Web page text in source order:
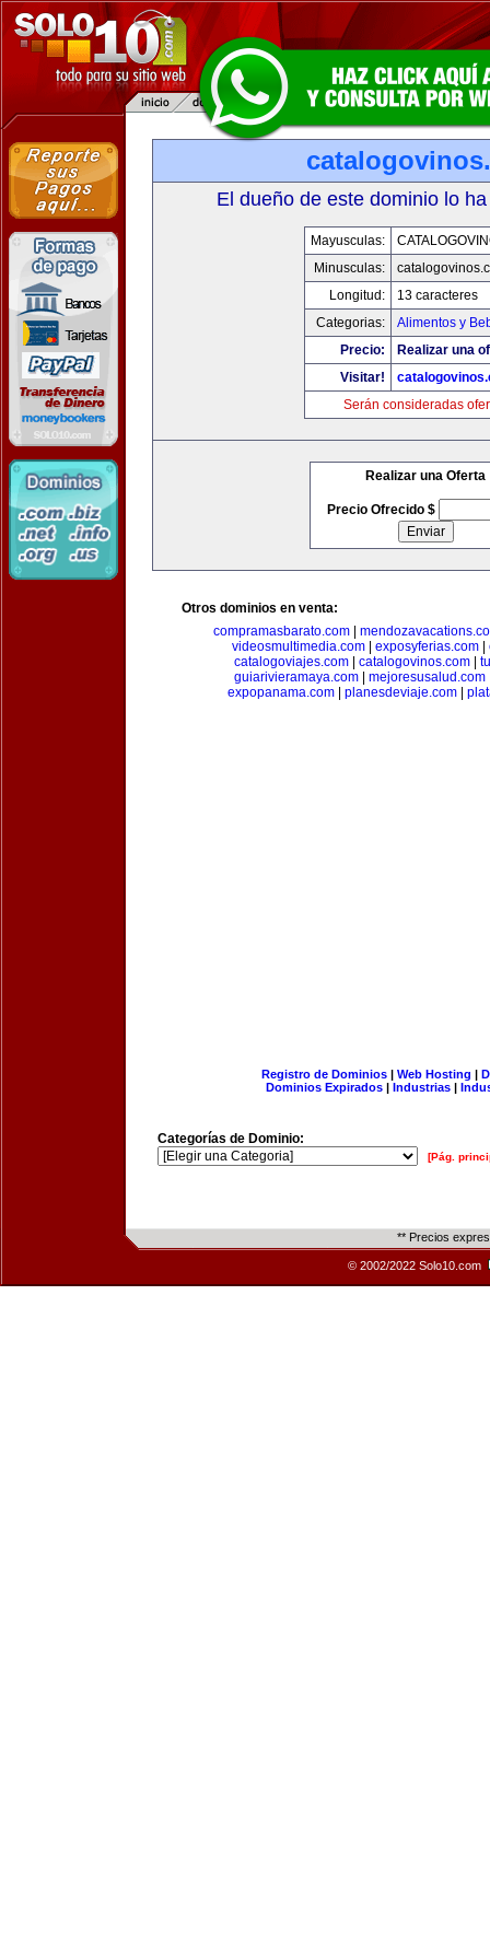
El dueño de este dominio lo
Mayusculas:
Minusculas:
Longitud:
13 caracteres
Categorias:
Alimentos y
Precio:
Realizar una
Visitar!
Serán consideradas
Realizar una Oferta
Precio Ofrecido $
Otros dominios en venta:
compramasbarato.com|
videosmultimedia.com
exposyferias.com
catalogoviajes.com| catalogovinos.com|
guiarivieramaya.com
mejoresusalud.com
expopanama.com| planesdeviaje.com|
Registro de Dominios| Web Hosting |
Dominios Expirados | Industrias |
Categorías de Dominio:
[Pág.
** Precios
© 2002/2022 Solo10.com